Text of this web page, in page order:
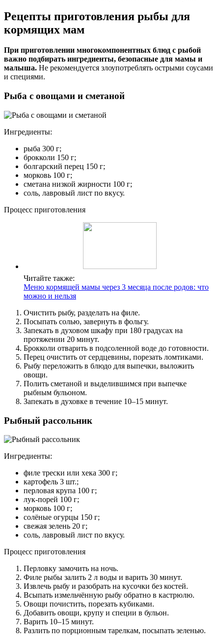
Рецепты приготовления рыбы для
кормящих мам
При приготовлении многокомпонентных блюд с рыбой
важно подбирать ингредиенты, безопасные для мамы и
малыша. Не рекомендуется злоупотреблять острыми соусами
и специями.
Рыба с овощами и сметаной
Ингредиенты:
рыба 300 г;
брокколи 150 г;
болгарский перец 150 г;
морковь 100 г;
сметана низкой жирности 100 г;
соль, лавровый лист по вкусу.
Процесс приготовления
Читайте также:
Меню кормящей мамы через 3 месяца после родов: что
можно и нельзя
Очистить рыбу, разделать на филе.
Посыпать солью, завернуть в фольгу.
Запекать в духовом шкафу при 180 градусах на
протяжении 20 минут.
Брокколи отварить в подсоленной воде до готовности.
Перец очистить от сердцевины, порезать ломтиками.
Рыбу переложить в блюдо для выпечки, выложить
овощи.
Полить сметаной и выделившимся при выпечке
рыбным бульоном.
Запекать в духовке в течение 10–15 минут.
Рыбный рассольник
Ингредиенты:
филе трески или хека 300 г;
картофель 3 шт.;
перловая крупа 100 г;
лук-порей 100 г;
морковь 100 г;
солёные огурцы 150 г;
свежая зелень 20 г;
соль, лавровый лист по вкусу.
Процесс приготовления
Перловку замочить на ночь.
Филе рыбы залить 2 л воды и варить 30 минут.
Извлечь рыбу и разобрать на кусочки без костей.
Всыпать измельчённую рыбу обратно в кастрюлю.
Овощи почистить, порезать кубиками.
Добавить овощи, крупу и специи в бульон.
Варить 10–15 минут.
Разлить по порционным тарелкам, посыпать зеленью.